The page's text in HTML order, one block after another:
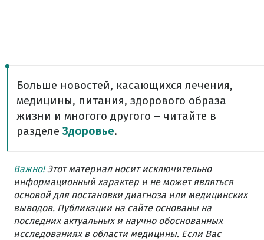
Больше новостей, касающихся лечения,
медицины, питания, здорового образа
жизни и многого другого – читайте в
разделе Здоровье.
Важно!Этот материал носит исключительно
информационный характер и не может являться
основой для постановки диагноза или медицинских
выводов. Публикации на сайте основаны на
последних актуальных и научно обоснованных
исследованиях в области медицины. Если Вас